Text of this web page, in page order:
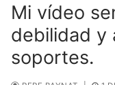
Mi vídeo
debilidad y
soportes.